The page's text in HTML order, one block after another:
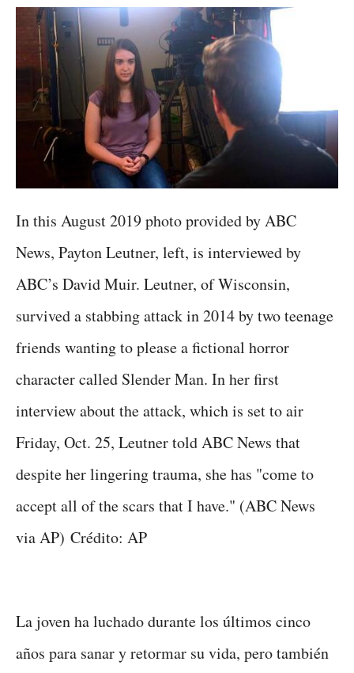
In this August 2019 photo provided by ABC
News, Payton Leutner, left, is interviewed by
ABC’s David Muir. Leutner, of Wisconsin,
survived a stabbing attack in 2014 by two teenage
friends wanting to please a fictional horror
character called Slender Man. In her first
interview about the attack, which is set to air
Friday, Oct. 25, Leutner told ABC News that
despite her lingering trauma, she has "come to
accept all of the scars that I have." (ABC News
via AP) Crédito: AP
La joven ha luchado durante los últimos cinco
años para sanar y retormar su vida, pero también